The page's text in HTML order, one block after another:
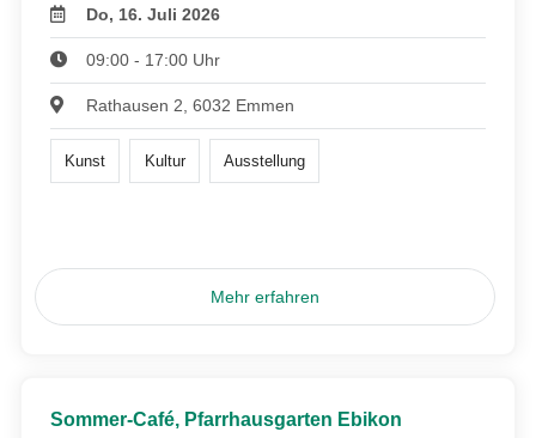
Do, 16. Juli 2026
09:00 - 17:00 Uhr
Rathausen 2, 6032 Emmen
Kunst Kultur Ausstellung
Mehr erfahren
Sommer-Café, Pfarrhausgarten Ebikon